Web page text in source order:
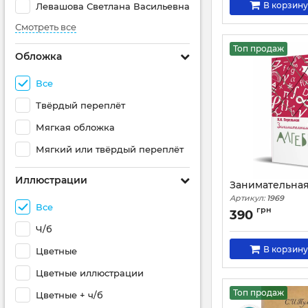
Левашова Светлана Васильевна
Смотреть все
Обложка
Все
Твёрдый переплёт
Мягкая обложка
Мягкий или твёрдый переплёт
Иллюстрации
Все
Ч/б
Цветные
Цветные иллюстрации
Цветные + ч/б
В корзину
Топ продаж
Артикул: 1969
390 грн
В корзину
Топ продаж